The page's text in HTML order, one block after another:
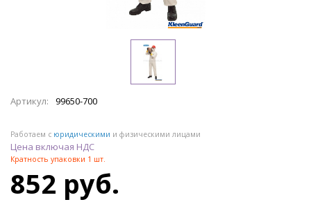
Артикул: 99650-700
Работаем с юридическими и физическими лицами
Цена включая НДС
Кратность упаковки 1 шт.
852 руб.